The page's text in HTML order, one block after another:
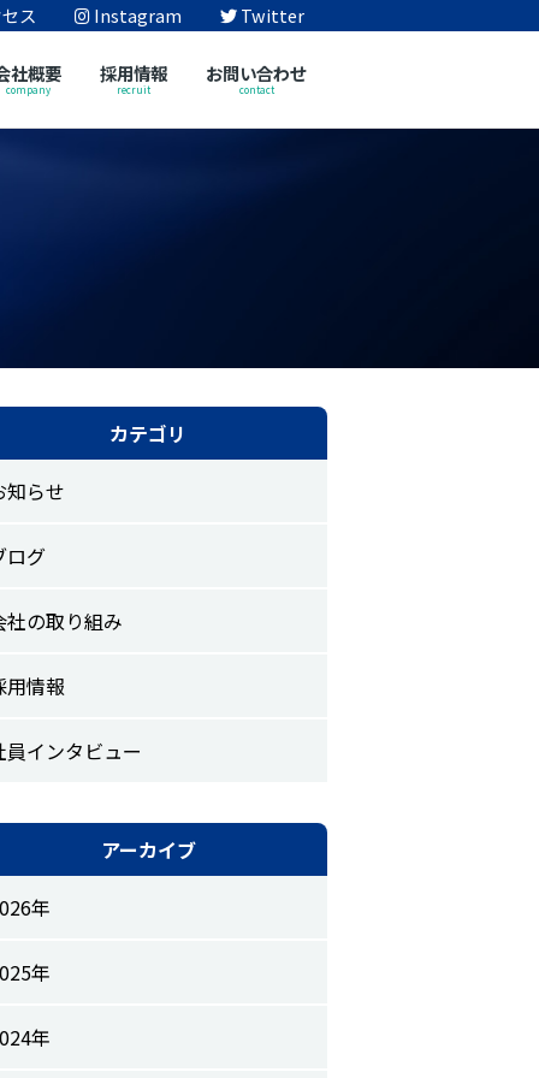
ス Instagram Twitter
社概要
company
採用情報
recruit
お問い合わせ
contact
カテゴリ
知らせ
ログ
社の取り組み
用情報
員インタビュー
アーカイブ
年
年
年